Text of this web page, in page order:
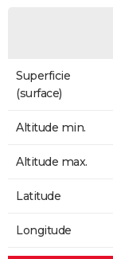
Superficie
(surface)
Altitude min.
Altitude max.
Latitude
Longitude